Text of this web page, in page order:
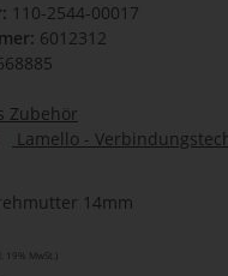
110-2544-00017
6012312
Zubehör
Lamello -
14mm
19% MwSt.)